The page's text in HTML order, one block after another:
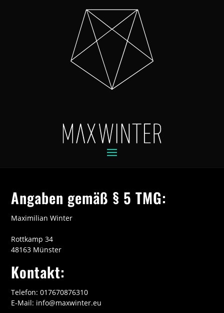
Angaben gemäß § 5 TMG:
Maximilian Winter
Rottkamp 34
48163 Münster
Kontakt:
Telefon: 017670876310
E-Mail: info@maxwinter.eu